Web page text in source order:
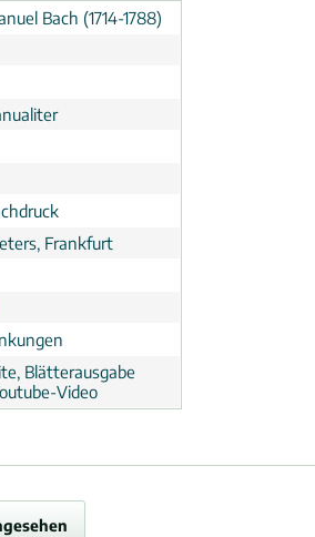
Bach (1714-1788)
Frankfurt
Blätterausgabe
Video